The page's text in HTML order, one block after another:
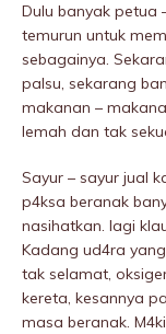
Dulu banyak petua
temurun untuk
sebagainya.
palsu, sekarang
makanan –
lemah dan tak
Sayur – sayur jual
p4ksa beranak
nasihatkan. lagi
Kadang ud4ra
tak seIamat,
kereta, kesannya
masa beranak.